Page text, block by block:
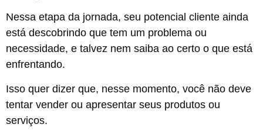
Nessa etapa da jornada, seu potencial cliente ainda
está descobrindo que tem um problema ou
necessidade, e talvez nem saiba ao certo o que está
enfrentando.
Isso quer dizer que, nesse momento, você não deve
tentar vender ou apresentar seus produtos ou
serviços.